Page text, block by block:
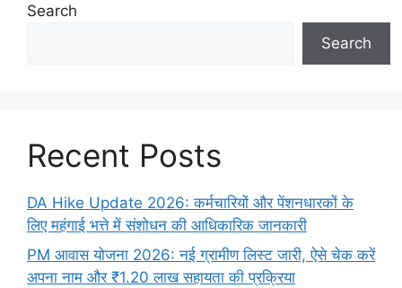
Search
Search
Recent Posts
DA Hike Update 2026: कर्मचारियों और पेंशनधारकों के
लिए महंगाई भत्ते में संशोधन की आधिकारिक जानकारी
PM आवास योजना 2026: नई ग्रामीण लिस्ट जारी, ऐसे चेक करें
अपना नाम और ₹1.20 लाख सहायता की प्रक्रिया